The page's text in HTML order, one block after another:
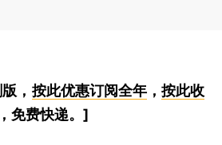
， 按此优惠订阅全年， 按此收
免费快递。]